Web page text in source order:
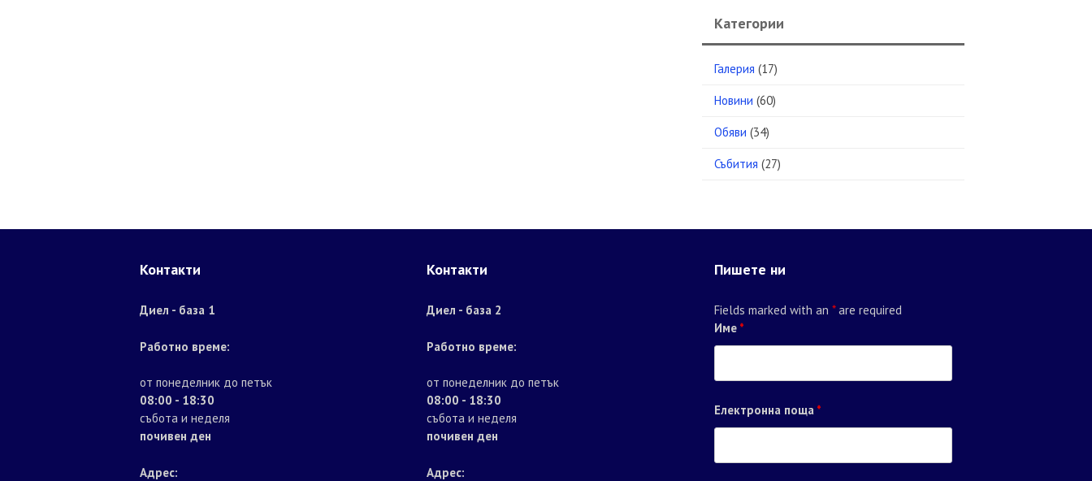
Категории
Галерия (17)
Новини (60)
Обяви (34)
Събития (27)
Контакти
Диел - база 1
Работно време:
от понеделник до петък
08:00 - 18:30
събота и неделя
почивен ден
Адрес:
Контакти
Диел - база 2
Работно време:
от понеделник до петък
08:00 - 18:30
събота и неделя
почивен ден
Адрес:
Пишете ни
Fields marked with an *are required
Име *
Електронна поща *